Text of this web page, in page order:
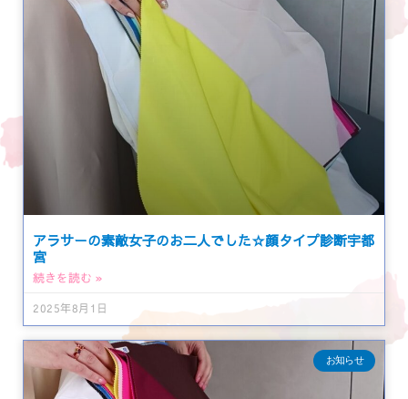
アラサーの素敵女子のお二人でした☆顔タイプ診断宇都
宮
続きを読む »
2025年8月1日
お知らせ